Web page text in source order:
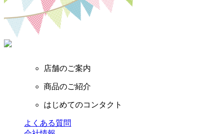
店舗のご案内
商品のご紹介
はじめてのコンタクト
よくある質問